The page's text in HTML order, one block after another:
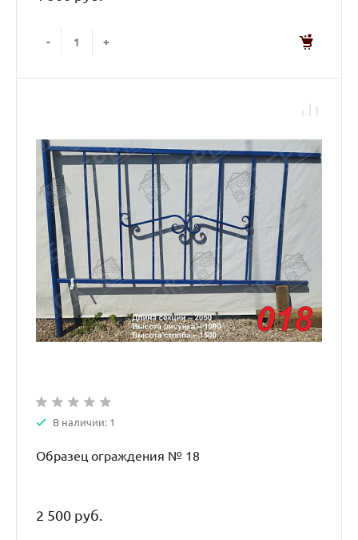
- +
В наличии: 1
Образец ограждения № 18
2 500 руб.